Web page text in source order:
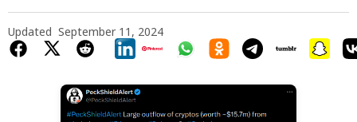
Chia
$1.40
7.3%
Updated September 11, 2024